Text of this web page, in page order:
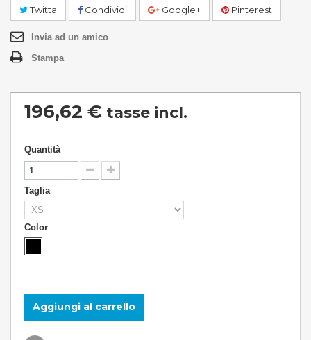
Twitta Condividi Google+ Pinterest
Invia ad un amico
Stampa
196,62 € tasse incl.
Quantità
Taglia
Color
Aggiungi al carrello